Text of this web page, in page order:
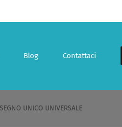
Blog Contattaci
UNICO UNIVERSALE